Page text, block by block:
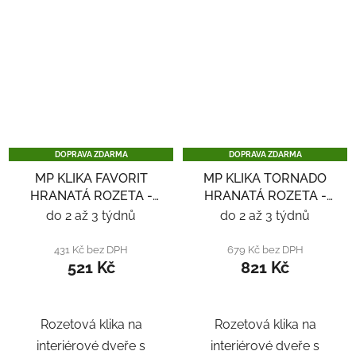
DOPRAVA ZDARMA
MP KLIKA FAVORIT
HRANATÁ ROZETA -
NEREZ
do 2 až 3 týdnů
431 Kč bez DPH
521 Kč
Rozetová klika na
interiérové ​​dveře s
DOPRAVA ZDARMA
MP KLIKA TORNADO
HRANATÁ ROZETA -
NEREZ
do 2 až 3 týdnů
679 Kč bez DPH
821 Kč
Rozetová klika na
interiérové ​​dveře s